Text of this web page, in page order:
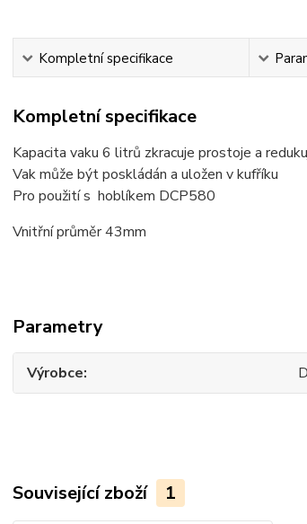
Kompletní specifikace
Kompletní specifikace
Kapacita vaku 6 litrů zkracuje prostoje a
Vak může být poskládán a uložen v kufříku
Pro použití s hoblíkem DCP580
Vnitřní průměr 43mm
Parametry
Výrobce
Související zboží 1